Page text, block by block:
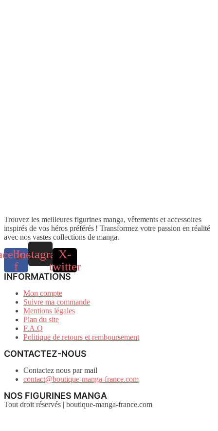
Trouvez les meilleures figurines manga, vêtements et accessoires
inspirés de vos héros préférés ! Transformez votre passion en réalité
avec nos vastes collections de manga.
f
InstagramX-
twitter
INFORMATIONS
Mon compte
Suivre ma commande
Mentions légales
Plan du site
F.A.Q
Politique de retours et remboursement
CONTACTEZ-NOUS
Contactez nous par mail
contact@boutique-manga-france.com
NOS FIGURINES MANGA
Tout droit réservés | boutique-manga-france.com